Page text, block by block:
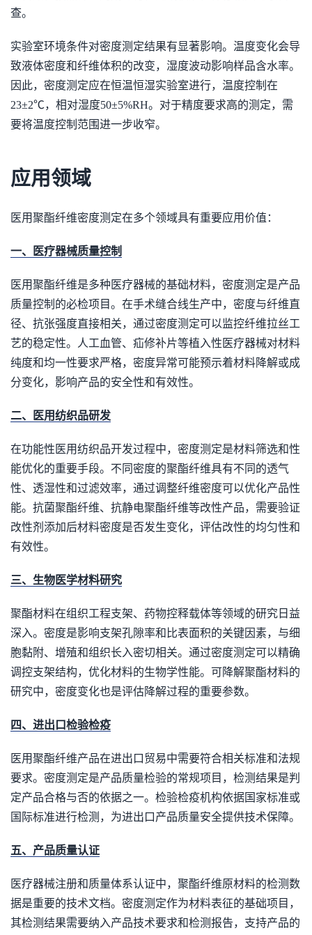
查。
实验室环境条件对密度测定结果有显著影响。温度变化会导
致液体密度和纤维体积的改变，湿度波动影响样品含水率。
因此，密度测定应在恒温恒湿实验室进行，温度控制在
23±2℃，相对湿度50±5%RH。对于精度要求高的测定，需
要将温度控制范围进一步收窄。
应用领域
医用聚酯纤维密度测定在多个领域具有重要应用价值：
一、医疗器械质量控制
医用聚酯纤维是多种医疗器械的基础材料，密度测定是产品
质量控制的必检项目。在手术缝合线生产中，密度与纤维直
径、抗张强度直接相关，通过密度测定可以监控纤维拉丝工
艺的稳定性。人工血管、疝修补片等植入性医疗器械对材料
纯度和均一性要求严格，密度异常可能预示着材料降解或成
分变化，影响产品的安全性和有效性。
二、医用纺织品研发
在功能性医用纺织品开发过程中，密度测定是材料筛选和性
能优化的重要手段。不同密度的聚酯纤维具有不同的透气
性、透湿性和过滤效率，通过调整纤维密度可以优化产品性
能。抗菌聚酯纤维、抗静电聚酯纤维等改性产品，需要验证
改性剂添加后材料密度是否发生变化，评估改性的均匀性和
有效性。
三、生物医学材料研究
聚酯材料在组织工程支架、药物控释载体等领域的研究日益
深入。密度是影响支架孔隙率和比表面积的关键因素，与细
胞黏附、增殖和组织长入密切相关。通过密度测定可以精确
调控支架结构，优化材料的生物学性能。可降解聚酯材料的
研究中，密度变化也是评估降解过程的重要参数。
四、进出口检验检疫
医用聚酯纤维产品在进出口贸易中需要符合相关标准和法规
要求。密度测定是产品质量检验的常规项目，检测结果是判
定产品合格与否的依据之一。检验检疫机构依据国家标准或
国际标准进行检测，为进出口产品质量安全提供技术保障。
五、产品质量认证
医疗器械注册和质量体系认证中，聚酯纤维原材料的检测数
据是重要的技术文档。密度测定作为材料表征的基础项目，
其检测结果需要纳入产品技术要求和检测报告，支持产品的